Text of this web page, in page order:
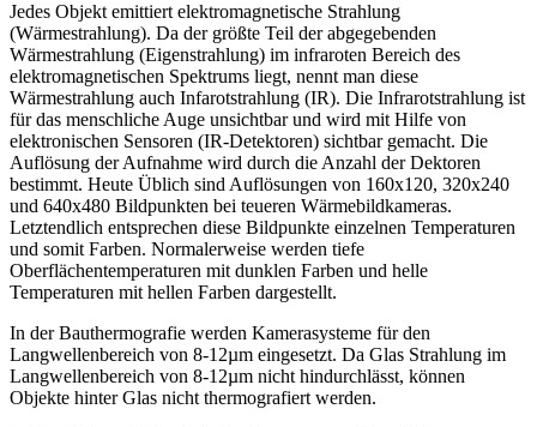
Jedes Objekt emittiert elektromagnetische Strahlung
(Wärmestrahlung). Da der größte Teil der abgegebenden
Wärmestrahlung (Eigenstrahlung) im infraroten Bereich des
elektromagnetischen Spektrums liegt, nennt man diese
Wärmestrahlung auch Infarotstrahlung (IR). Die Infrarotstrahlung ist
für das menschliche Auge unsichtbar und wird mit Hilfe von
elektronischen Sensoren (IR-Detektoren) sichtbar gemacht. Die
Auflösung der Aufnahme wird durch die Anzahl der Dektoren
bestimmt. Heute Üblich sind Auflösungen von 160x120, 320x240
und 640x480 Bildpunkten bei teueren Wärmebildkameras.
Letztendlich entsprechen diese Bildpunkte einzelnen Temperaturen
und somit Farben. Normalerweise werden tiefe
Oberflächentemperaturen mit dunklen Farben und helle
Temperaturen mit hellen Farben dargestellt.
In der Bauthermografie werden Kamerasysteme für den
Langwellenbereich von 8-12µm eingesetzt. Da Glas Strahlung im
Langwellenbereich von 8-12µm nicht hindurchlässt, können
Objekte hinter Glas nicht thermografiert werden.